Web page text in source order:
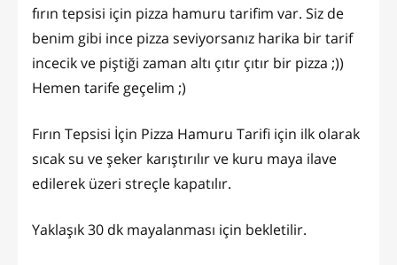
fırın tepsisi için pizza hamuru tarifim var. Siz de
benim gibi ince pizza seviyorsanız harika bir tarif
incecik ve piştiği zaman altı çıtır çıtır bir pizza ;))
Hemen tarife geçelim ;)
Fırın Tepsisi İçin Pizza Hamuru Tarifi için ilk olarak
sıcak su ve şeker karıştırılır ve kuru maya ilave
edilerek üzeri streçle kapatılır.
Yaklaşık 30 dk mayalanması için bekletilir.